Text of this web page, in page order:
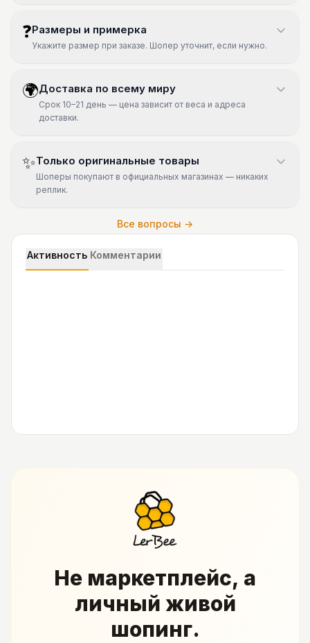
❓Размеры и примерка
Укажите размер при заказе. Шопер уточнит, если нужно.
🌍Доставка по всему миру
Срок 10–21 день — цена зависит от веса и адреса
доставки.
✨Только оригинальные товары
Шоперы покупают в официальных магазинах — никаких
реплик.
Все вопросы →
Активность Комментарии
Не маркетплейс, а
личный живой
шопинг.